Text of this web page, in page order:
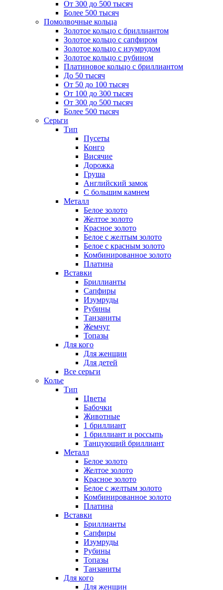
От 300 до 500 тысяч
Более 500 тысяч
Помолвочные кольца
Золотое кольцо с бриллиантом
Золотое кольцо с сапфиром
Золотое кольцо с изумрудом
Золотое кольцо с рубином
Платиновое кольцо с бриллиантом
До 50 тысяч
От 50 до 100 тысяч
От 100 до 300 тысяч
От 300 до 500 тысяч
Более 500 тысяч
Серьги
Тип
Пусеты
Конго
Висячие
Дорожка
Груша
Английский замок
С большим камнем
Металл
Белое золото
Желтое золото
Красное золото
Белое с желтым золото
Белое с красным золото
Комбинированное золото
Платина
Вставки
Бриллианты
Сапфиры
Изумруды
Рубины
Танзаниты
Жемчуг
Топазы
Для кого
Для женщин
Для детей
Все серьги
Колье
Тип
Цветы
Бабочки
Животные
1 бриллиант
1 бриллиант и россыпь
Танцующий бриллиант
Металл
Белое золото
Желтое золото
Красное золото
Белое с желтым золото
Комбинированное золото
Платина
Вставки
Бриллианты
Сапфиры
Изумруды
Рубины
Топазы
Танзаниты
Для кого
Для женщин